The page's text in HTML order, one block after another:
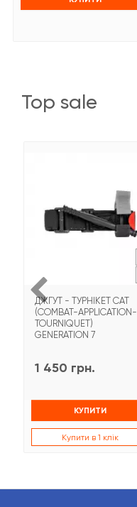
top sale
ДЖГУТ - ТУРНІКЕТ CAT
(COMBAT-APPLICATION-
TOURNIQUET)
GENERATION 7
1 450 грн.
КУПИТИ
Купити в 1 клік